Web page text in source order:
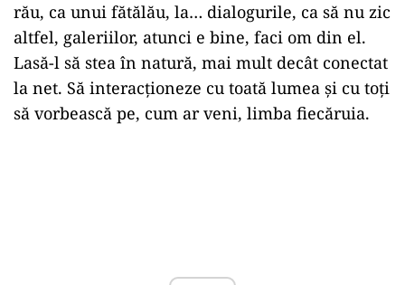
rău, ca unui fătălău, la… dialogurile, ca să nu zic
altfel, galeriilor, atunci e bine, faci om din el.
Lasă-l să stea în natură, mai mult decât conectat
la net. Să interacţioneze cu toată lumea şi cu toţi
să vorbească pe, cum ar veni, limba fiecăruia.